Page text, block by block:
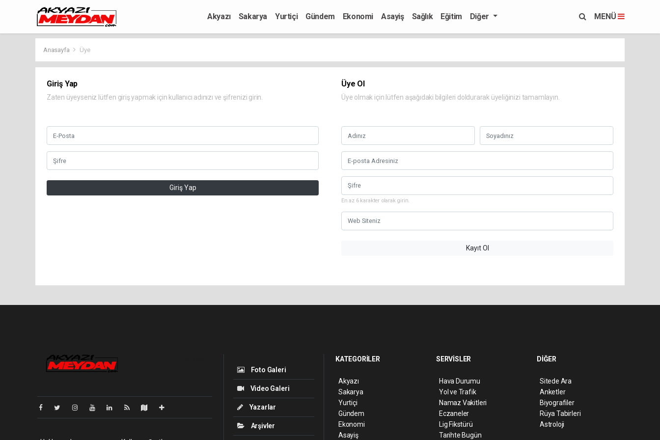
Akyazı Sakarya Yurtiçi Gündem Ekonomi Asayiş Sağlık Eğitim Diğer MENÜ
Anasayfa Üye
Giriş Yap
Zaten üyeyseniz lütfen giriş yapmak için kullanıcı adınızı ve şifrenizi girin.
Giriş Yap
Üye Ol
Üye olmak için lütfen aşağıdaki bilgileri doldurarak üyeliğinizi tamamlayın.
En az 6 karakter olarak girin.
Kayıt Ol
Foto Galeri
Video Galeri
Yazarlar
Arşivler
KATEGORİLER
Akyazı
Sakarya
Yurtiçi
Gündem
Ekonomi
Asayiş
SERVİSLER
Hava Durumu
Yol ve Trafik
Namaz Vakitleri
Eczaneler
Lig Fikstürü
Tarihte Bugün
DİĞER
Sitede Ara
Anketler
Biyografiler
Rüya Tabirleri
Astroloji